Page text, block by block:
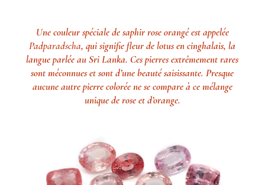
Une couleur spéciale de saphir rose orangé est appelée
Padparadscha, qui signifie fleur de lotus en cinghalais, la
langue parlée au Sri Lanka. Ces pierres extrêmement rares
sont méconnues et sont d’une beauté saisissante. Presque
aucune autre pierre colorée ne se compare à ce mélange
unique de rose et d’orange.